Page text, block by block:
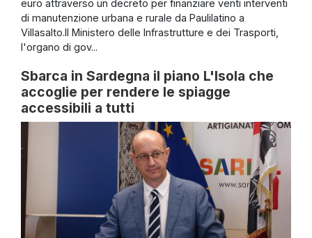
euro attraverso un decreto per finanziare venti interventi
di manutenzione urbana e rurale da Paulilatino a
Villasalto.Il Ministero delle Infrastrutture e dei Trasporti,
l'organo di gov...
Sbarca in Sardegna il piano L'Isola che
accoglie per rendere le spiagge
accessibili a tutti